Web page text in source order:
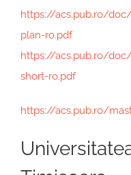
https://acs.pub.ro/
plan-ro.pdf
https://acs.pub.ro/
short-ro.pdf
https://acs.pub.ro/